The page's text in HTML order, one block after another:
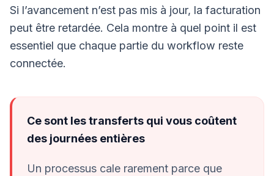
Si l’avancement n’est pas mis à jour, la facturation
peut être retardée. Cela montre à quel point il est
essentiel que chaque partie du workflow reste
connectée.
Ce sont les transferts qui vous coûtent
des journées entières
Un processus cale rarement parce que